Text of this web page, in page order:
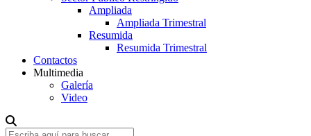
Ampliada
Ampliada Trimestral
Resumida
Resumida Trimestral
Contactos
Multimedia
Galería
Video